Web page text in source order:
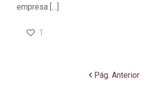
empresa […]
1
Pág. Anterior